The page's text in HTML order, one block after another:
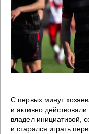
С первых минут
и активно
владел инициативой,
и старался играть